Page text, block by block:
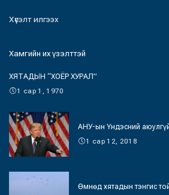
Хүсэлт илгээх
Хамгийн их үзэлттэй
ХЯТАДЫН “ХОЁР ХУРАЛ”
1 сар 1, 1970
АНУ-ын Үндэсний
1 сар 12, 2018
Өмнөд хятадын тэнгис